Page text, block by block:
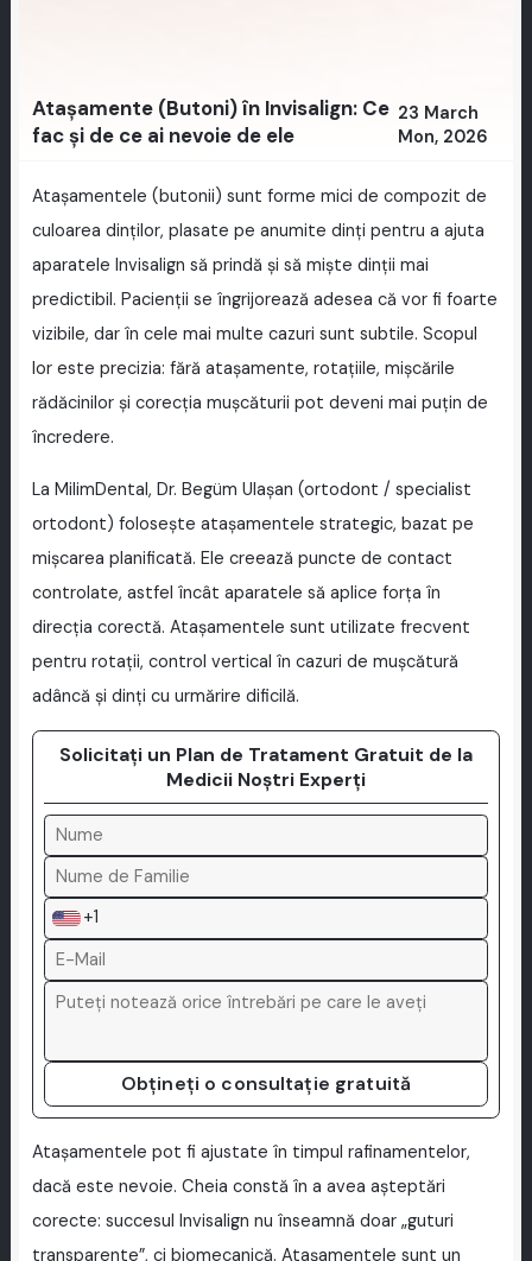
Atașamente (Butoni) în Invisalign: Ce
fac și de ce ai nevoie de ele
23 March
Mon, 2026
Atașamentele (butonii) sunt forme mici de compozit de
culoarea dinților, plasate pe anumite dinți pentru a ajuta
aparatele Invisalign să prindă și să miște dinții mai
predictibil. Pacienții se îngrijorează adesea că vor fi foarte
vizibile, dar în cele mai multe cazuri sunt subtile. Scopul
lor este precizia: fără atașamente, rotațiile, mișcările
rădăcinilor și corecția mușcăturii pot deveni mai puțin de
încredere.
La MilimDental, Dr. Begüm Ulaşan (ortodont / specialist
ortodont) folosește atașamentele strategic, bazat pe
mișcarea planificată. Ele creează puncte de contact
controlate, astfel încât aparatele să aplice forța în
direcția corectă. Atașamentele sunt utilizate frecvent
pentru rotații, control vertical în cazuri de mușcătură
adâncă și dinți cu urmărire dificilă.
Solicitați un Plan de Tratament Gratuit de la
Medicii Noștri Experți
+1
Obțineți o consultație gratuită
Atașamentele pot fi ajustate în timpul rafinamentelor,
dacă este nevoie. Cheia constă în a avea așteptări
corecte: succesul Invisalign nu înseamnă doar „guturi
transparente”, ci biomecanică. Atașamentele sunt un